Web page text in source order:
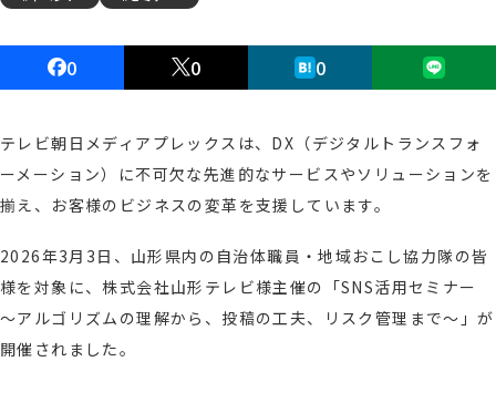
0 0 0
テレビ朝日メディアプレックスは、DX（デジタルトランスフォ
ーメーション）に不可欠な先進的なサービスやソリューションを
揃え、お客様のビジネスの変革を支援しています。
2026年3月3日、山形県内の自治体職員・地域おこし協力隊の皆
様を対象に、株式会社山形テレビ様主催の「SNS活用セミナー
～アルゴリズムの理解から、投稿の工夫、リスク管理まで～」が
開催されました。